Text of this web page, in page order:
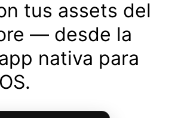
tus assets del
— desde la
nativa para